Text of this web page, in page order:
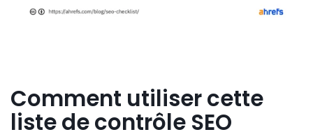
Comment utiliser cette
liste de contrôle SEO